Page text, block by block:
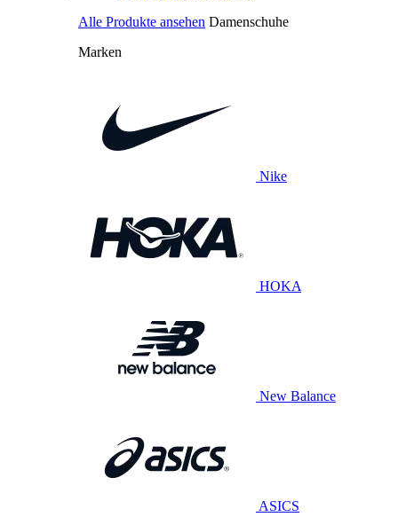
Alle Produkte ansehen Damenschuhe
Marken
Nike
HOKA
New Balance
ASICS